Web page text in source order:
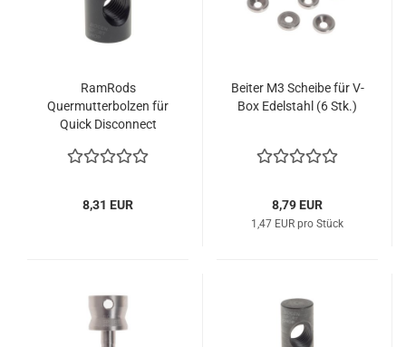
RamRods
Quermutterbolzen für
Quick Disconnect
8,31 EUR
Beiter M3 Scheibe für V-
Box Edelstahl (6 Stk.)
8,79 EUR
1,47 EUR pro Stück